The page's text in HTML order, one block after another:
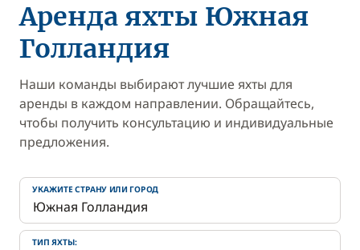
Аренда яхты Южная
Голландия
Наши команды выбирают лучшие яхты для
аренды в каждом направлении. Обращайтесь,
чтобы получить консультацию и индивидуальные
предложения.
УКАЖИТЕ СТРАНУ ИЛИ ГОРОД
ТИП ЯХТЫ: